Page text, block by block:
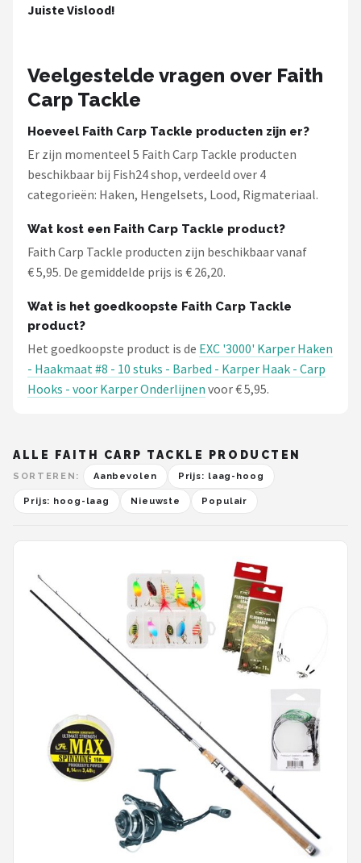
Juiste Vislood!
Veelgestelde vragen over Faith
Carp Tackle
Hoeveel Faith Carp Tackle producten zijn er?
Er zijn momenteel 5 Faith Carp Tackle producten
beschikbaar bij Fish24 shop, verdeeld over 4
categorieën: Haken, Hengelsets, Lood, Rigmateriaal.
Wat kost een Faith Carp Tackle product?
Faith Carp Tackle producten zijn beschikbaar vanaf
€ 5,95. De gemiddelde prijs is € 26,20.
Wat is het goedkoopste Faith Carp Tackle
product?
Het goedkoopste product is de EXC '3000' Karper Haken
- Haakmaat #8 - 10 stuks - Barbed - Karper Haak - Carp
Hooks - voor Karper Onderlijnen voor € 5,95.
ALLE FAITH CARP TACKLE PRODUCTEN
SORTEREN: Aanbevolen Prijs: laag-hoog
Prijs: hoog-laag Nieuwste Populair